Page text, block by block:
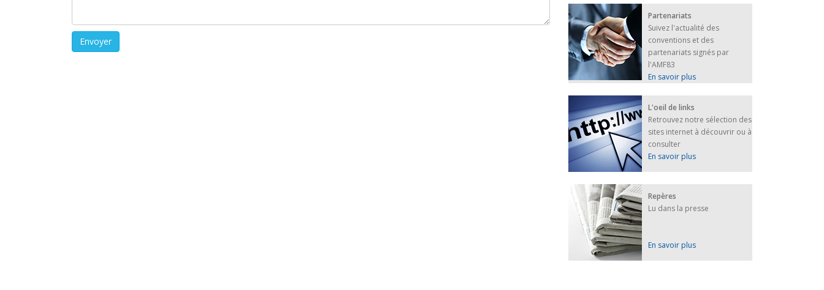
Partenariats
Suivez l'actualité des
conventions et des
partenariats signés par
l'AMF83
En savoir plus
L'oeil de links
Retrouvez notre sélection des
sites internet à découvrir ou à
consulter
En savoir plus
Repères
Lu dans la presse
En savoir plus